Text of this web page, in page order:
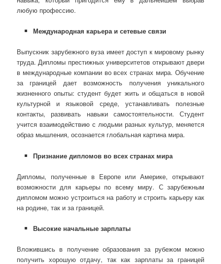
любую профессию.
Международная карьера и сетевые связи
Выпускник зарубежного вуза имеет доступ к мировому рынку
труда. Дипломы престижных университетов открывают двери
в международные компании во всех странах мира. Обучение
за границей дает возможность получения уникального
жизненного опыты: студент будет жить и общаться в новой
культурной и языковой среде, устанавливать полезные
контакты, развивать навыки самостоятельности. Студент
учится взаимодействию с людьми разных культур, меняется
образ мышления, осознается глобальная картина мира.
Признание дипломов во всех странах мира
Дипломы, полученные в Европе или Америке, открывают
возможности для карьеры по всему миру. С зарубежным
дипломом можно устроиться на работу и строить карьеру как
на родине, так и за границей.
Высокие начальные зарплаты
Вложившись в получение образования за рубежом можно
получить хорошую отдачу, так как зарплаты за границей